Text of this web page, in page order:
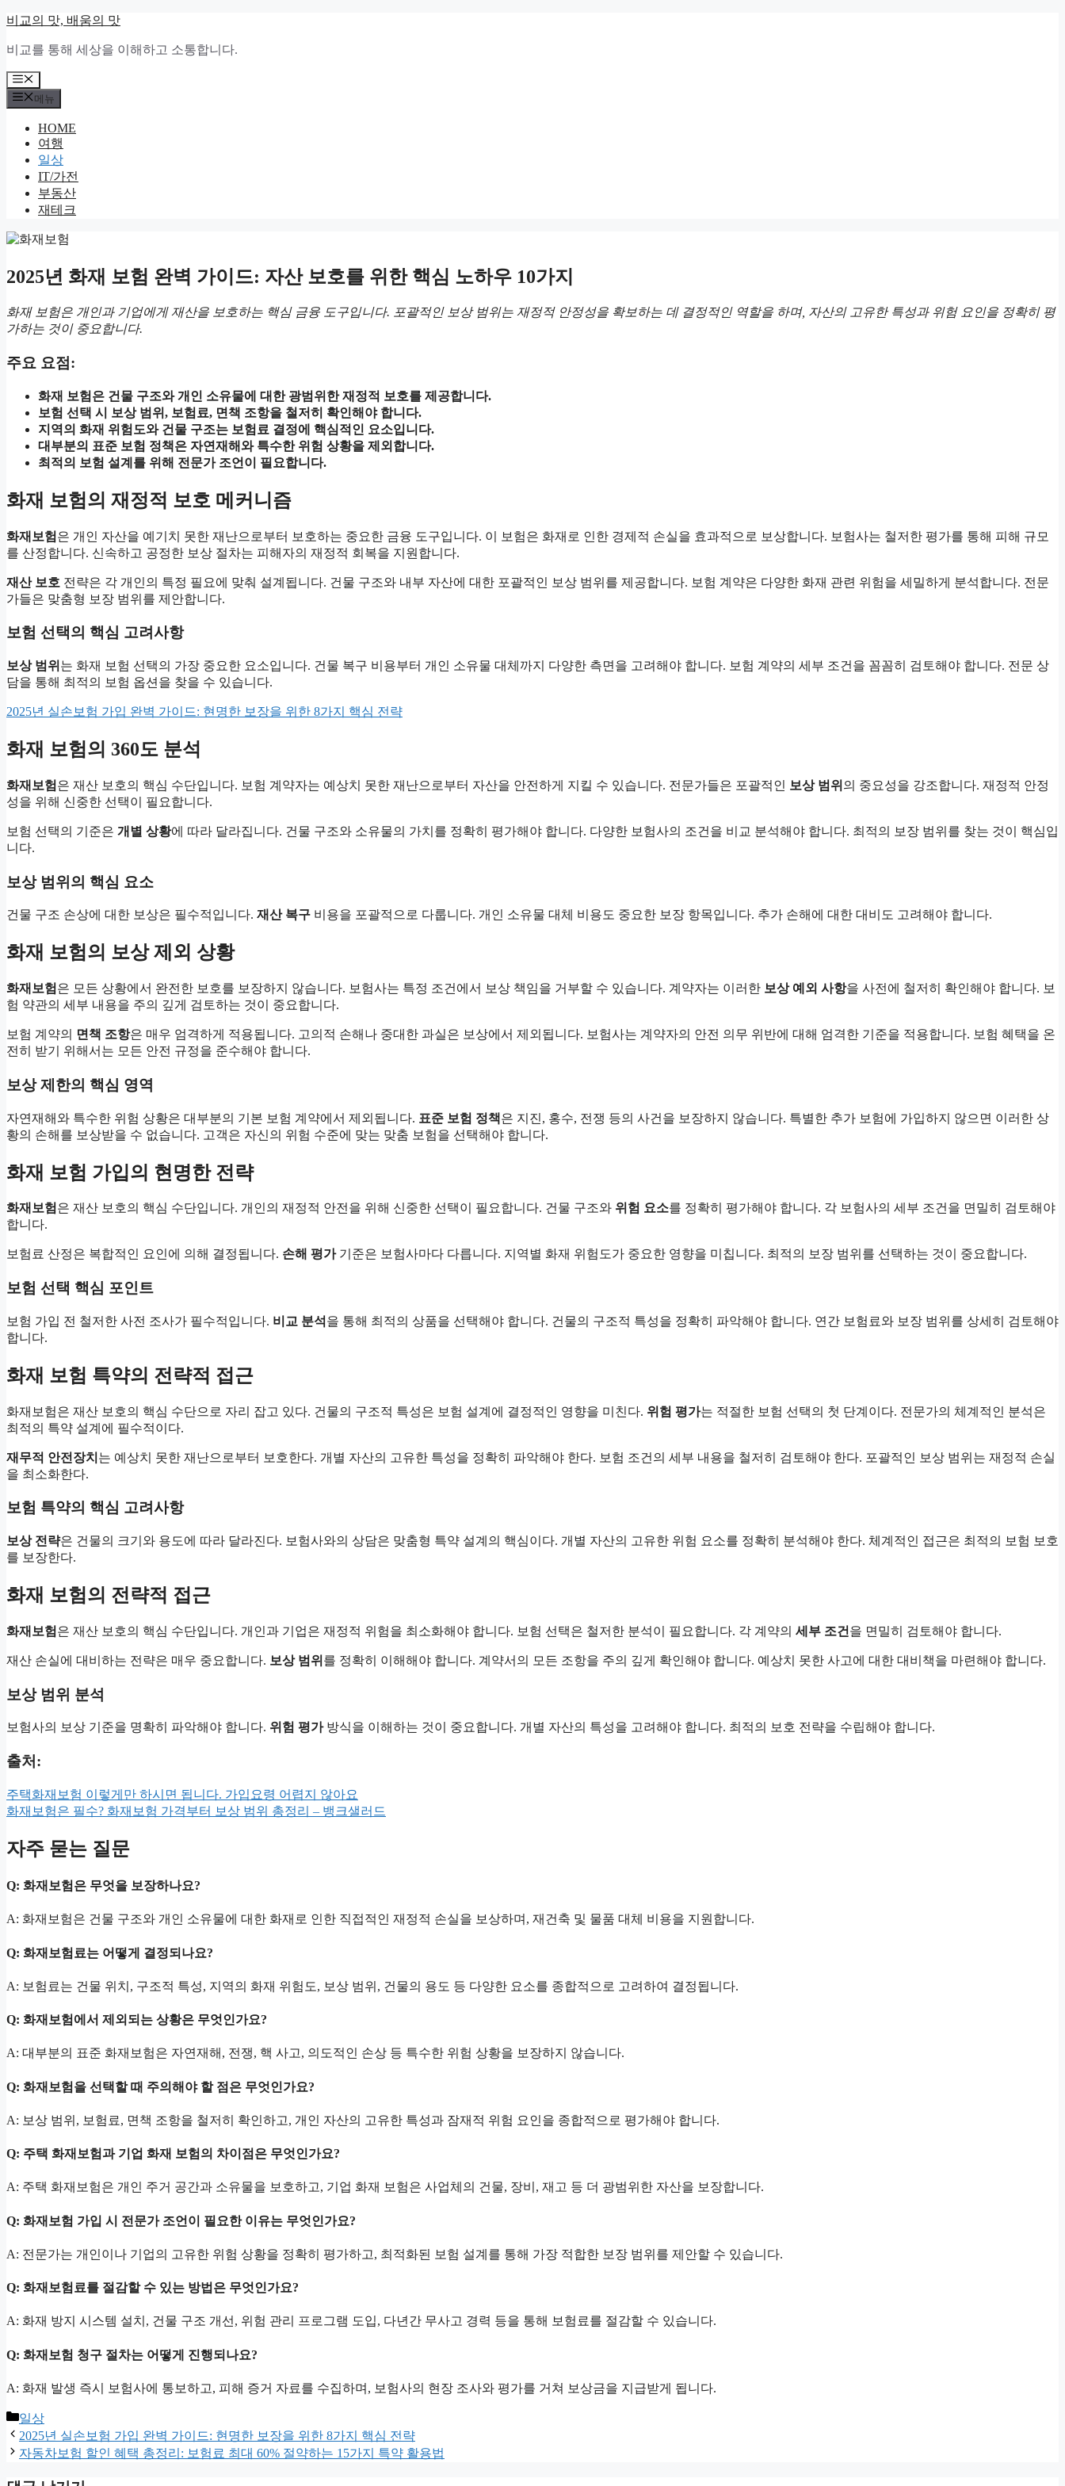
컨
츠
로
건
너
비교의 맛, 배움의 맛
비교를 통해 세상을 이해하고 소통합니다.
메
뉴
메뉴
HOME
여행
일상
IT/가전
부동산
재테크
2025년 화재 보험 완벽 가이드: 자산 보호를 위한 핵심 노하우 10가지
화재 보험은 개인과 기업에게 재산을 보호하는 핵심 금융 도구입니다. 포괄적인 보상 범위는 재정적 안정성을 확보하는 데 결정적인 역할을 하며, 자산의 고유한 특성과 위험 요인을 정확히 평
가하는 것이 중요합니다.
주요 요점:
화재 보험은 건물 구조와 개인 소유물에 대한 광범위한 재정적 보호를 제공합니다.
보험 선택 시 보상 범위, 보험료, 면책 조항을 철저히 확인해야 합니다.
지역의 화재 위험도와 건물 구조는 보험료 결정에 핵심적인 요소입니다.
대부분의 표준 보험 정책은 자연재해와 특수한 위험 상황을 제외합니다.
최적의 보험 설계를 위해 전문가 조언이 필요합니다.
화재 보험의 재정적 보호 메커니즘
화재보험 은 개인 자산을 예기치 못한 재난으로부터 보호하는 중요한 금융 도구입니다. 이 보험은 화재로 인한 경제적 손실을 효과적으로 보상합니다. 보험사는 철저한 평가를 통해 피해 규모
를 산정합니다. 신속하고 공정한 보상 절차는 피해자의 재정적 회복을 지원합니다.
재산 보호 전략은 각 개인의 특정 필요에 맞춰 설계됩니다. 건물 구조와 내부 자산에 대한 포괄적인 보상 범위를 제공합니다. 보험 계약은 다양한 화재 관련 위험을 세밀하게 분석합니다. 전문
가들은 맞춤형 보장 범위를 제안합니다.
보험 선택의 핵심 고려사항
보상 범위 는 화재 보험 선택의 가장 중요한 요소입니다. 건물 복구 비용부터 개인 소유물 대체까지 다양한 측면을 고려해야 합니다. 보험 계약의 세부 조건을 꼼꼼히 검토해야 합니다. 전문 상
담을 통해 최적의 보험 옵션을 찾을 수 있습니다.
2025년 실손보험 가입 완벽 가이드: 현명한 보장을 위한 8가지 핵심 전략
화재 보험의 360도 분석
화재보험 은 재산 보호의 핵심 수단입니다. 보험 계약자는 예상치 못한 재난으로부터 자산을 안전하게 지킬 수 있습니다. 전문가들은 포괄적인 보상 범위 의 중요성을 강조합니다. 재정적 안정
성을 위해 신중한 선택이 필요합니다.
보험 선택의 기준은 개별 상황에 따라 달라집니다. 건물 구조와 소유물의 가치를 정확히 평가해야 합니다. 다양한 보험사의 조건을 비교 분석해야 합니다. 최적의 보장 범위를 찾는 것이 핵심입
니다.
보상 범위의 핵심 요소
건물 구조 손상에 대한 보상은 필수적입니다. 재산 복구 비용을 포괄적으로 다룹니다. 개인 소유물 대체 비용도 중요한 보장 항목입니다. 추가 손해에 대한 대비도 고려해야 합니다.
화재 보험의 보상 제외 상황
화재보험 은 모든 상황에서 완전한 보호를 보장하지 않습니다. 보험사는 특정 조건에서 보상 책임을 거부할 수 있습니다. 계약자는 이러한 보상 예외 사항을 사전에 철저히 확인해야 합니다. 보
험 약관의 세부 내용을 주의 깊게 검토하는 것이 중요합니다.
보험 계약의 면책 조항은 매우 엄격하게 적용됩니다. 고의적 손해나 중대한 과실은 보상에서 제외됩니다. 보험사는 계약자의 안전 의무 위반에 대해 엄격한 기준을 적용합니다. 보험 혜택을 온
전히 받기 위해서는 모든 안전 규정을 준수해야 합니다.
보상 제한의 핵심 영역
자연재해와 특수한 위험 상황은 대부분의 기본 보험 계약에서 제외됩니다. 표준 보험 정책은 지진, 홍수, 전쟁 등의 사건을 보장하지 않습니다. 특별한 추가 보험에 가입하지 않으면 이러한 상
황의 손해를 보상받을 수 없습니다. 고객은 자신의 위험 수준에 맞는 맞춤 보험을 선택해야 합니다.
화재 보험 가입의 현명한 전략
화재보험 은 재산 보호의 핵심 수단입니다. 개인의 재정적 안전을 위해 신중한 선택이 필요합니다. 건물 구조와 위험 요소를 정확히 평가해야 합니다. 각 보험사의 세부 조건을 면밀히 검토해야
합니다.
보험료 산정은 복합적인 요인에 의해 결정됩니다. 손해 평가기준은 보험사마다 다릅니다. 지역별 화재 위험도가 중요한 영향을 미칩니다. 최적의 보장 범위를 선택하는 것이 중요합니다.
보험 선택 핵심 포인트
보험 가입 전 철저한 사전 조사가 필수적입니다. 비교 분석 을 통해 최적의 상품을 선택해야 합니다. 건물의 구조적 특성을 정확히 파악해야 합니다. 연간 보험료와 보장 범위를 상세히 검토해야
합니다.
화재 보험 특약의 전략적 접근
화재보험은 재산 보호의 핵심 수단으로 자리 잡고 있다. 건물의 구조적 특성은 보험 설계에 결정적인 영향을 미친다. 위험 평가는 적절한 보험 선택의 첫 단계이다. 전문가의 체계적인 분석은
최적의 특약 설계에 필수적이다.
재무적 안전장치 는 예상치 못한 재난으로부터 보호한다. 개별 자산의 고유한 특성을 정확히 파악해야 한다. 보험 조건의 세부 내용을 철저히 검토해야 한다. 포괄적인 보상 범위는 재정적 손실
을 최소화한다.
보험 특약의 핵심 고려사항
보상 전략은 건물의 크기와 용도에 따라 달라진다. 보험사와의 상담은 맞춤형 특약 설계의 핵심이다. 개별 자산의 고유한 위험 요소를 정확히 분석해야 한다. 체계적인 접근은 최적의 보험 보호
를 보장한다.
화재 보험의 전략적 접근
화재보험 은 재산 보호의 핵심 수단입니다. 개인과 기업은 재정적 위험을 최소화해야 합니다. 보험 선택은 철저한 분석이 필요합니다. 각 계약의 세부 조건 을 면밀히 검토해야 합니다.
재산 손실에 대비하는 전략은 매우 중요합니다. 보상 범위 를 정확히 이해해야 합니다. 계약서의 모든 조항을 주의 깊게 확인해야 합니다. 예상치 못한 사고에 대한 대비책을 마련해야 합니다.
보상 범위 분석
보험사의 보상 기준을 명확히 파악해야 합니다. 위험 평가방식을 이해하는 것이 중요합니다. 개별 자산의 특성을 고려해야 합니다. 최적의 보호 전략을 수립해야 합니다.
출처:
주택화재보험 이렇게만 하시면 됩니다. 가입요령 어렵지 않아요
화재보험은 필수? 화재보험 가격부터 보상 범위 총정리 – 뱅크샐러드
자주 묻는 질문
Q: 화재보험은 무엇을 보장하나요?
A: 화재보험은 건물 구조와 개인 소유물에 대한 화재로 인한 직접적인 재정적 손실을 보상하며, 재건축 및 물품 대체 비용을 지원합니다.
Q: 화재보험료는 어떻게 결정되나요?
A: 보험료는 건물 위치, 구조적 특성, 지역의 화재 위험도, 보상 범위, 건물의 용도 등 다양한 요소를 종합적으로 고려하여 결정됩니다.
Q: 화재보험에서 제외되는 상황은 무엇인가요?
A: 대부분의 표준 화재보험은 자연재해, 전쟁, 핵 사고, 의도적인 손상 등 특수한 위험 상황을 보장하지 않습니다.
Q: 화재보험을 선택할 때 주의해야 할 점은 무엇인가요?
A: 보상 범위, 보험료, 면책 조항을 철저히 확인하고, 개인 자산의 고유한 특성과 잠재적 위험 요인을 종합적으로 평가해야 합니다.
Q: 주택 화재보험과 기업 화재 보험의 차이점은 무엇인가요?
A: 주택 화재보험은 개인 주거 공간과 소유물을 보호하고, 기업 화재 보험은 사업체의 건물, 장비, 재고 등 더 광범위한 자산을 보장합니다.
Q: 화재보험 가입 시 전문가 조언이 필요한 이유는 무엇인가요?
A: 전문가는 개인이나 기업의 고유한 위험 상황을 정확히 평가하고, 최적화된 보험 설계를 통해 가장 적합한 보장 범위를 제안할 수 있습니다.
Q: 화재보험료를 절감할 수 있는 방법은 무엇인가요?
A: 화재 방지 시스템 설치, 건물 구조 개선, 위험 관리 프로그램 도입, 다년간 무사고 경력 등을 통해 보험료를 절감할 수 있습니다.
Q: 화재보험 청구 절차는 어떻게 진행되나요?
A: 화재 발생 즉시 보험사에 통보하고, 피해 증거 자료를 수집하며, 보험사의 현장 조사와 평가를 거쳐 보상금을 지급받게 됩니다.
카
테
고
일상
2025년 실손보험 가입 완벽 가이드: 현명한 보장을 위한 8가지 핵심 전략
자동차보험 할인 혜택 총정리: 보험료 최대 60% 절약하는 15가지 특약 활용법